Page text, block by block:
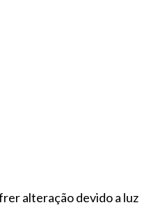
alteração devido a luz